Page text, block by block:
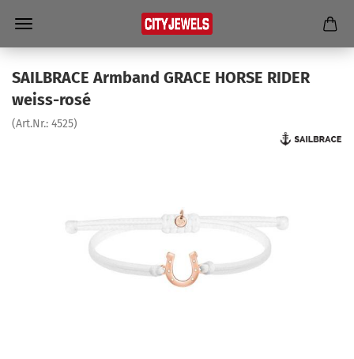
SAILBRACE Arm­band GRACE HORSE RIDER
weiss-​rosé
(Art.Nr.: 4525)